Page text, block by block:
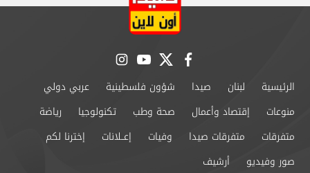
facebook
twitter
youtube
instagram
الرئيسية لبنان صيدا شؤون فلسطينية
عربي دولي
منوعات
إقتصاد وأعمال صحة وطب تكنولوجيا
رياضة
متفرقات
متفرقات صيدا وفيات إعــلانات
إخترنا لكم
صور وفيديو
أرشيف